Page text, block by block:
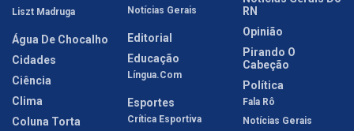
Liszt Madruga
Água De Chocalho
Cidades
Ciência
Clima
Coluna Torta
Notícias Gerais
Editorial
Educação
Língua.com
Esportes
Crítica Esportiva
RN
Opinião
Pirando O
Cabeção
Política
Fala Rô
Notícias Gerais